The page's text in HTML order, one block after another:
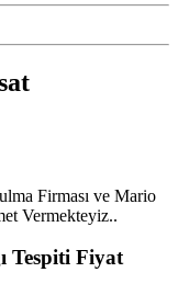
Firması ve Mario
Vermekteyiz..
Tespiti Fiyat